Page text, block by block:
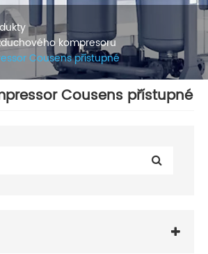
kompresoru
Cousens přístupné
Cousens přístupné